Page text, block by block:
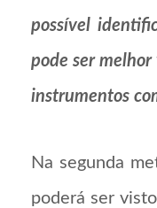
possível
pode ser
instrumentos
Na segunda
poderá ser